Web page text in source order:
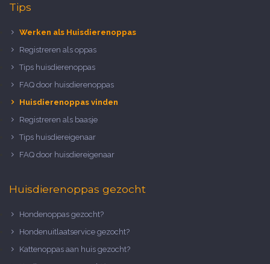
Tips
Werken als Huisdierenoppas
Registreren als oppas
Tips huisdierenoppas
FAQ door huisdierenoppas
Huisdierenoppas vinden
Registreren als baasje
Tips huisdiereigenaar
FAQ door huisdiereigenaar
Huisdierenoppas gezocht
Hondenoppas gezocht?
Hondenuitlaatservice gezocht?
Kattenoppas aan huis gezocht?